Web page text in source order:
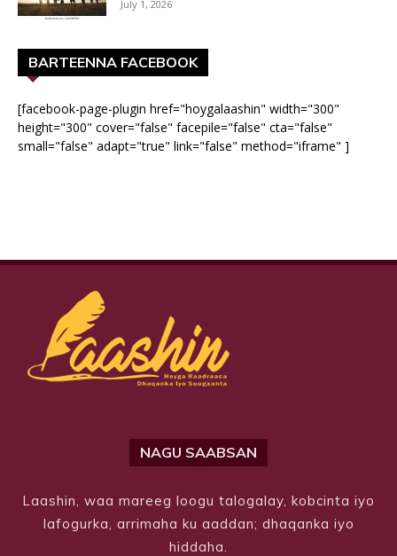
July 1, 2026
BARTEENNA FACEBOOK
[facebook-page-plugin href="hoygalaashin" width="300"
height="300" cover="false" facepile="false" cta="false"
small="false" adapt="true" link="false" method="iframe" ]
NAGU SAABSAN
Laashin, waa mareeg loogu talogalay, kobcinta iyo
lafogurka, arrimaha ku aaddan; dhaqanka iyo
hiddaha.